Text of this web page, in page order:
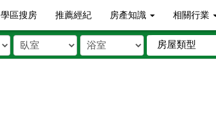
學區搜房 推薦經紀 房產知識 相關行業
房屋類型